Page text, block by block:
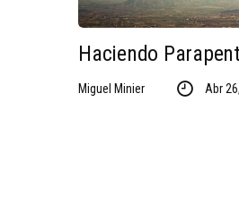
Haciendo
Miguel Minier Abr